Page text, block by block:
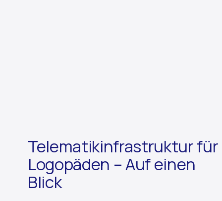
Telematikinfrastruktur für
Logopäden – Auf einen
Blick